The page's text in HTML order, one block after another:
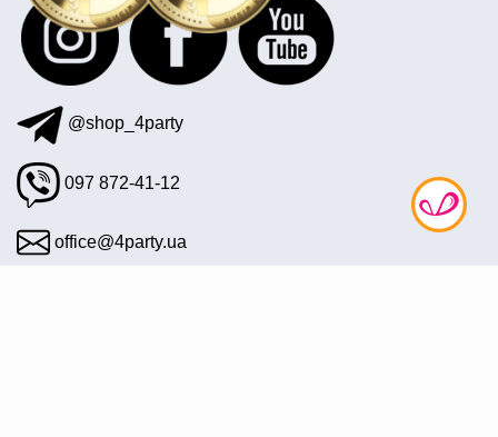
декорации для гангстерской вечеринки
@shop_4party
097 872-41-12
office@4party.ua